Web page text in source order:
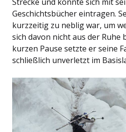
Geschichtsbücher eintragen.
kurzzeitig zu neblig war, um
sich davon nicht aus der Ruhe
kurzen Pause setzte er seine
schließlich unverletzt im